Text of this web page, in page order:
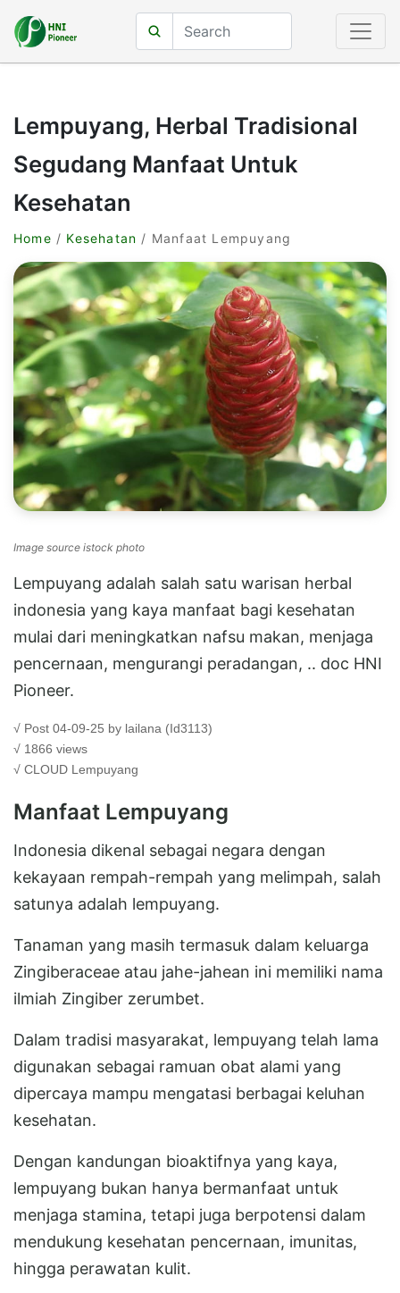
Lempuyang, Herbal Tradisional
Segudang Manfaat Untuk
Kesehatan
Home / Kesehatan / Manfaat Lempuyang
Image source istock photo
Lempuyang adalah salah satu warisan herbal
indonesia yang kaya manfaat bagi kesehatan
mulai dari meningkatkan nafsu makan, menjaga
pencernaan, mengurangi peradangan, .. doc HNI
Pioneer.
√ Post 04-09-25 by lailana (Id3113)
√ 1866 views
√ CLOUD Lempuyang
Manfaat Lempuyang
Indonesia dikenal sebagai negara dengan
kekayaan rempah-rempah yang melimpah, salah
satunya adalah lempuyang.
Tanaman yang masih termasuk dalam keluarga
Zingiberaceae atau jahe-jahean ini memiliki nama
ilmiah Zingiber zerumbet.
Dalam tradisi masyarakat, lempuyang telah lama
digunakan sebagai ramuan obat alami yang
dipercaya mampu mengatasi berbagai keluhan
kesehatan.
Dengan kandungan bioaktifnya yang kaya,
lempuyang bukan hanya bermanfaat untuk
menjaga stamina, tetapi juga berpotensi dalam
mendukung kesehatan pencernaan, imunitas,
hingga perawatan kulit.